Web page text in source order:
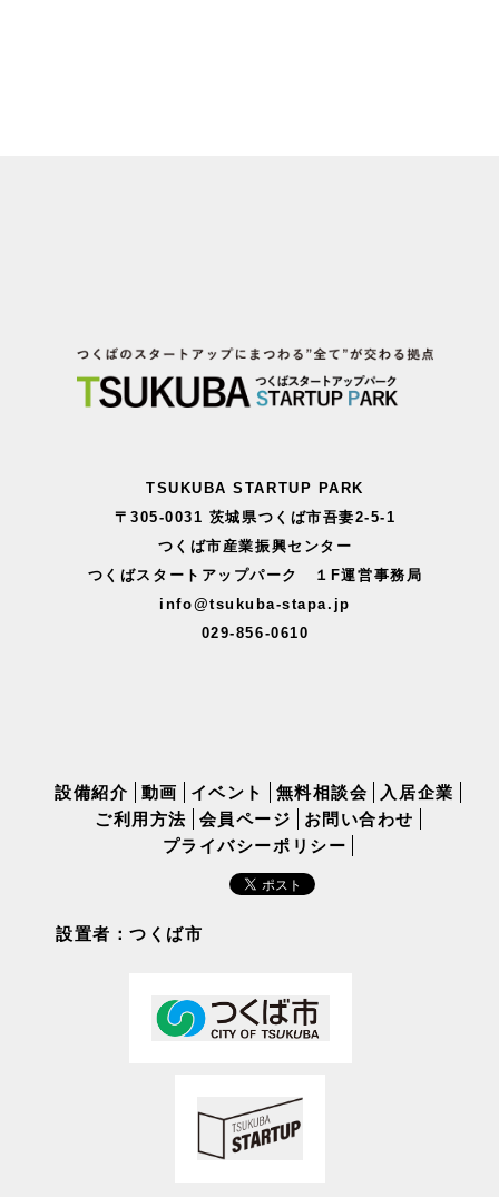
TSUKUBA STARTUP PARK
〒305-0031 茨城県つくば市吾妻2-5-1
つくば市産業振興センター
つくばスタートアップパーク １F運営事務局
info@tsukuba-stapa.jp
029-856-0610
設備紹介 動画 イベント 無料相談会
入居企業
ご利用方法
会員ページ
お問い合わせ
プライバシーポリシー
設置者：つくば市